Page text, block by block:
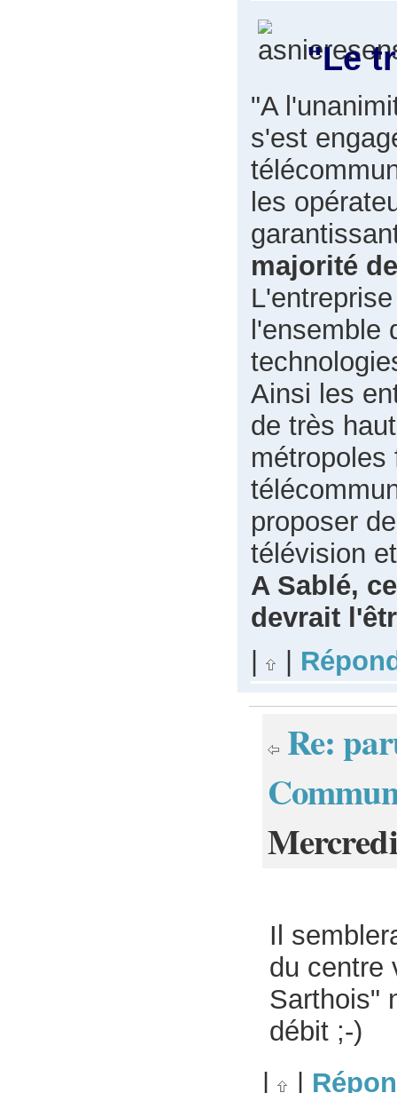
"Le
"A
s'est
les
majorité
l'ensemble
Ainsi les
de très
métropoles
proposer
télévision
A Sablé,
devrait
Re:
Il
du centre
Sarthois"
débit ;-)